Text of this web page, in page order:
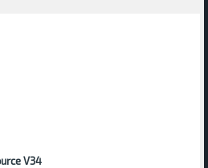
V34